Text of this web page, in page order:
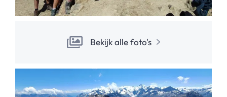
Bekijk alle foto's